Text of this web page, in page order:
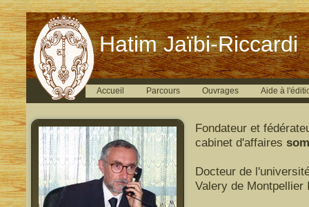
Hatim Jaïbi-Riccardi
Accueil Parcours Ouvrages Aide à
Fondateur et
cabinet d'affaires
Docteur de
Valery de Montpellier